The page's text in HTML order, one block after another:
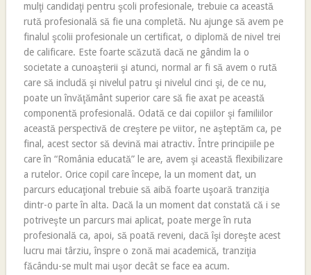
mulţi candidaţi pentru şcoli profesionale, trebuie ca această
rută profesională să fie una completă. Nu ajunge să avem pe
finalul şcolii profesionale un certificat, o diplomă de nivel trei
de calificare. Este foarte scăzută dacă ne gândim la o
societate a cunoaşterii şi atunci, normal ar fi să avem o rută
care să includă şi nivelul patru şi nivelul cinci şi, de ce nu,
poate un învăţământ superior care să fie axat pe această
componentă profesională. Odată ce dai copiilor şi familiilor
această perspectivă de creştere pe viitor, ne aşteptăm ca, pe
final, acest sector să devină mai atractiv. Între principiile pe
care în “România educată” le are, avem şi această flexibilizare
a rutelor. Orice copil care începe, la un moment dat, un
parcurs educaţional trebuie să aibă foarte uşoară tranziţia
dintr-o parte în alta. Dacă la un moment dat constată că i se
potriveşte un parcurs mai aplicat, poate merge în ruta
profesională ca, apoi, să poată reveni, dacă îşi doreşte acest
lucru mai târziu, înspre o zonă mai academică, tranziţia
făcându-se mult mai uşor decât se face ea acum.